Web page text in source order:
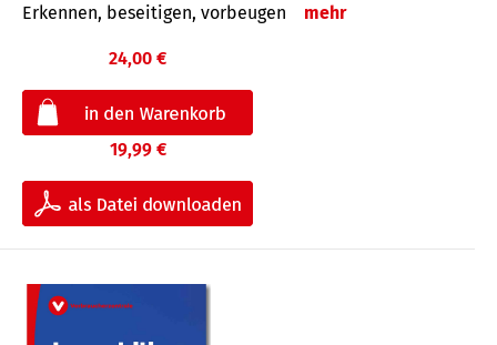
Erkennen, beseitigen, vorbeugen mehr
24,00 €
19,99 €